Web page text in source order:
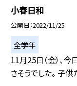
小春日和
公開日 2022/11/25
全学年
11月25日（金）、
さそうでした。 子供